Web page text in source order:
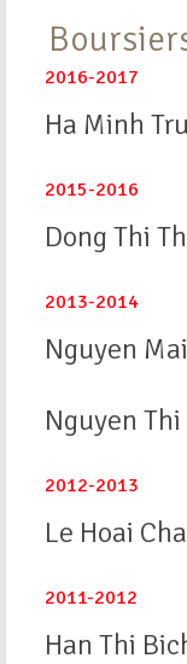
2016-2017
Ha Minh
2015-2016
Dong Thi
2013-2014
Nguyen
Nguyen
2012-2013
Le Hoai
2011-2012
Han Thi